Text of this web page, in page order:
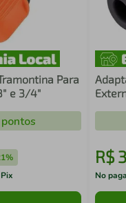
Para
e 3/4"
pontos
R$ 3
No